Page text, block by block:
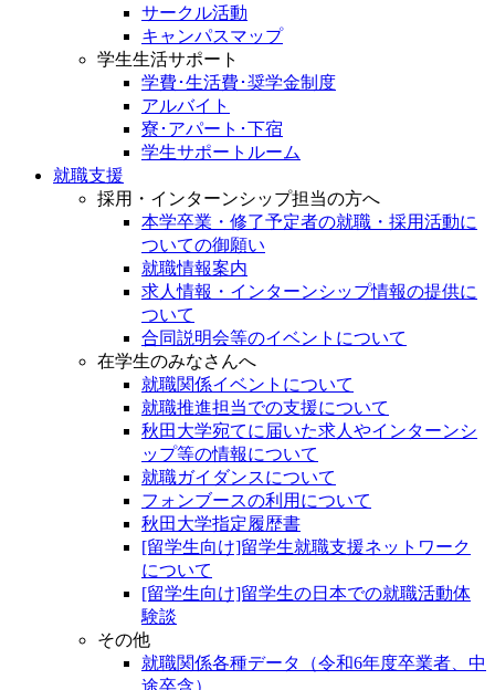
サークル活動
キャンパスマップ
学生生活サポート
学費･生活費･奨学金制度
アルバイト
寮･アパート･下宿
学生サポートルーム
就職支援
採用・インターンシップ担当の方へ
本学卒業・修了予定者の就職・採用活動に
ついての御願い
就職情報案内
求人情報・インターンシップ情報の提供に
ついて
合同説明会等のイベントについて
在学生のみなさんへ
就職関係イベントについて
就職推進担当での支援について
秋田大学宛てに届いた求人やインターンシ
ップ等の情報について
就職ガイダンスについて
フォンブースの利用について
秋田大学指定履歴書
[留学生向け]留学生就職支援ネットワーク
について
[留学生向け]留学生の日本での就職活動体
験談
その他
就職関係各種データ（令和6年度卒業者、中
途卒含）